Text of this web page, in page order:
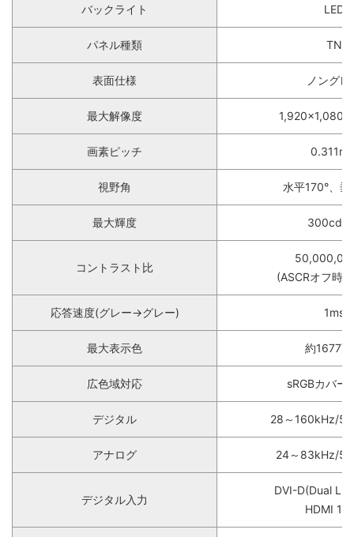
バックライト LED
パネル種類 TN
表面仕様 ノングレ
最大解像度 1,920×1,080(
画素ピッチ
視野角 水平170°、垂
最大輝度 300cd/
コントラスト比
(ASCRオフ時
応答速度(グレー→グレー) 1ms
最大表示色 約1677
広色域対応 sRGBカバー
デジタル 28～160kHz/
アナログ 24～83kHz/
デジタル入力
DVI-D(Dual
HDMI